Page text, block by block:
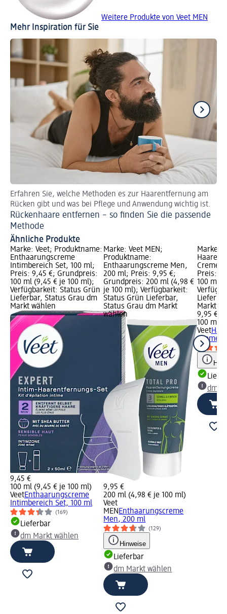
Weitere Produkte von Veet MEN
Mehr Inspiration für Sie
Erfahren Sie, welche Methoden es zur Haarentfernung am
Rücken gibt und was bei Pflege und Anwendung wichtig ist.
Rückenhaare entfernen – so finden Sie die passende
Methode
Ähnliche Produkte
Marke: Veet; Produktname:
Enthaarungscreme
Intimbereich Set, 100 ml;
Preis: 9,45 €; Grundpreis:
100 ml (9,45 € je 100 ml);
Verfügbarkeit: Status Grün
Lieferbar, Status Grau dm
Markt wählen
9,45 €
100 ml (9,45 € je 100 ml)
VeetEnthaarungscreme
Intimbereich Set, 100 ml
(169)
Lieferbar
dm Markt wählen
Marke: Veet MEN;
Produktname:
Enthaarungscreme Men,
200 ml; Preis: 9,95 €;
Grundpreis: 200 ml (4,98 €
je 100 ml); Verfügbarkeit:
Status Grün Lieferbar,
Status Grau dm Markt
wählen
9,95 €
200 ml (4,98 € je 100 ml)
Veet
MEN Enthaarungscreme
Men, 200 ml
(129)
Hinweise
Lieferbar
dm Markt wählen
Marke:
Creme
Preis:
100 ml
Markt
9,95 €
100 ml
Veet
Creme
dm